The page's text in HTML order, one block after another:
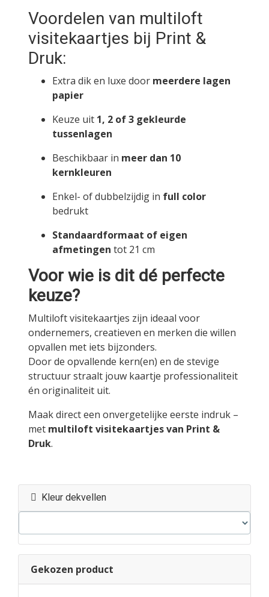
Voordelen van multiloft
visitekaartjes bij Print &
Druk:
Extra dik en luxe door meerdere lagen
papier
Keuze uit 1, 2 of 3 gekleurde
tussenlagen
Beschikbaar in meer dan 10
kernkleuren
Enkel- of dubbelzijdig in full color
bedrukt
Standaardformaat of eigen
afmetingen tot 21 cm
Voor wie is dit dé perfecte
keuze?
Multiloft visitekaartjes zijn ideaal voor
ondernemers, creatieven en merken die willen
opvallen met iets bijzonders.
Door de opvallende kern(en) en de stevige
structuur straalt jouw kaartje professionaliteit
én originaliteit uit.
Maak direct een onvergetelijke eerste indruk –
met multiloft visitekaartjes van Print &
Druk.
Kleur dekvellen
Gekozen product